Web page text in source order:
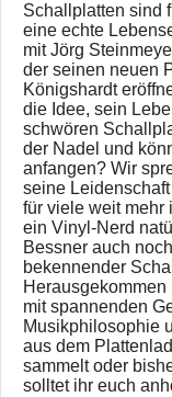
Schallplatten sind
eine echte
mit Jörg
der seinen neuen
Königshardt
die Idee, sein
schwören
der Nadel und
anfangen? Wir
seine
für viele weit mehr
ein Vinyl-Nerd
Bessner auch
bekennender
mit spannenden
Musikphilosophie
aus dem
sammelt oder
solltet ihr euch